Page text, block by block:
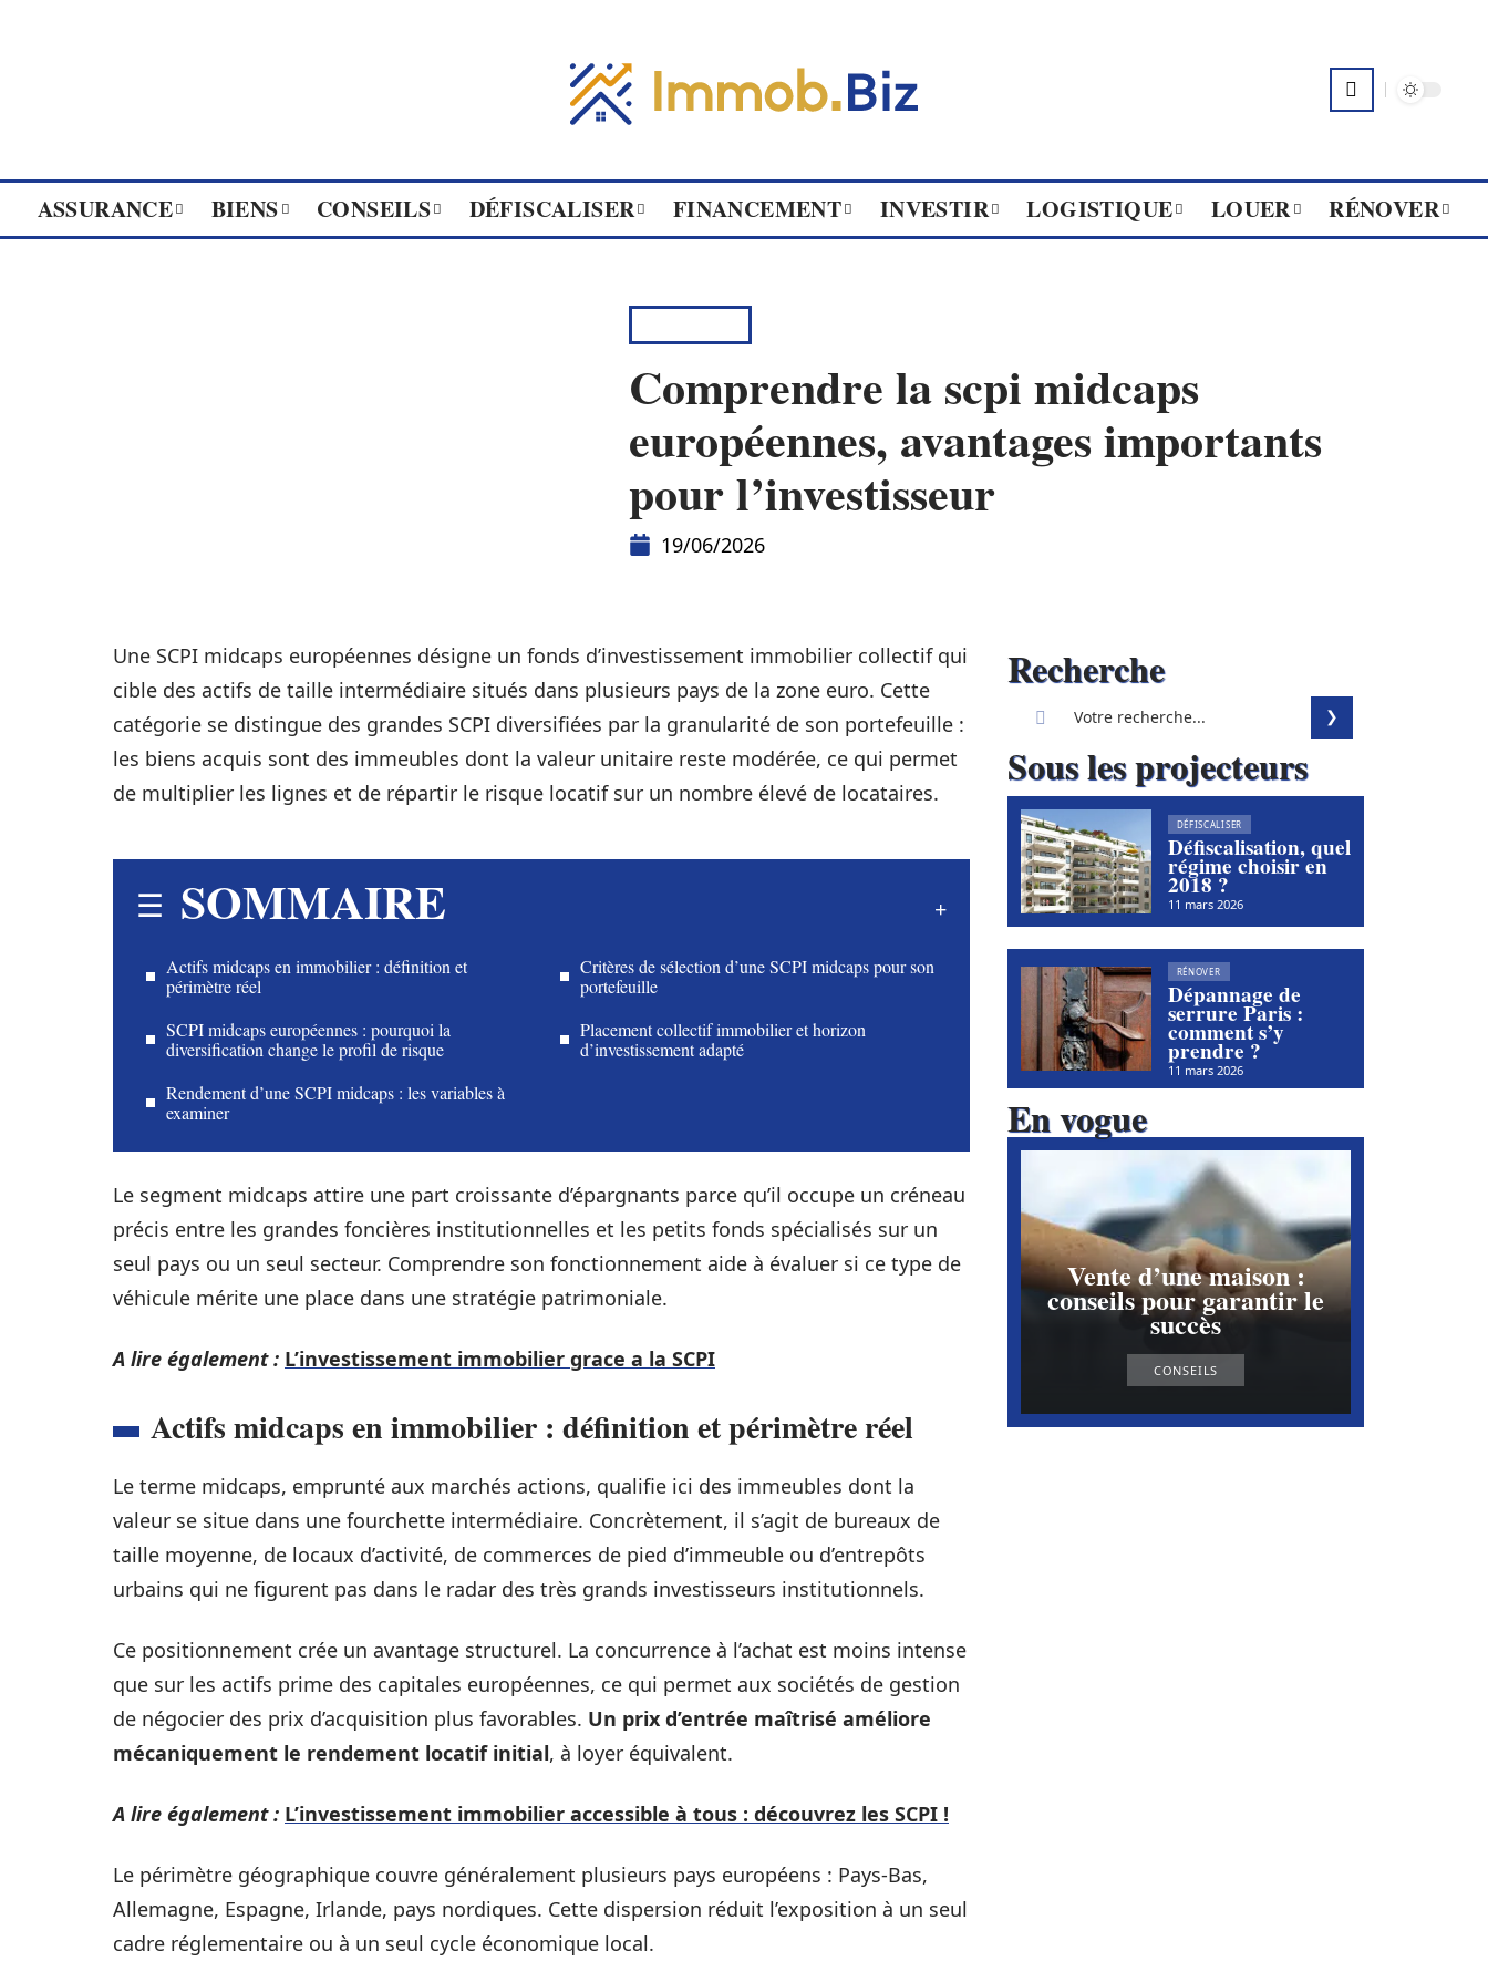
ASSURANCE BIENS CONSEILS DÉFISCALISER FINANCEMENT INVESTIR LOGISTIQUE LOUER RÉNOVER
Comprendre la scpi midcaps
européennes, avantages importants
pour l’investisseur
19/06/2026
Une SCPI midcaps européennes désigne un fonds d’investissement immobilier collectif qui
cible des actifs de taille intermédiaire situés dans plusieurs pays de la zone euro. Cette
catégorie se distingue des grandes SCPI diversifiées par la granularité de son portefeuille :
les biens acquis sont des immeubles dont la valeur unitaire reste modérée, ce qui permet
de multiplier les lignes et de répartir le risque locatif sur un nombre élevé de locataires.
SOMMAIRE
Actifs midcaps en immobilier : définition et
périmètre réel
SCPI midcaps européennes : pourquoi la
diversification change le profil de risque
Rendement d’une SCPI midcaps : les variables à
examiner
Critères de sélection d’une SCPI midcaps pour son
portefeuille
Placement collectif immobilier et horizon
d’investissement adapté
Le segment midcaps attire une part croissante d’épargnants parce qu’il occupe un créneau
précis entre les grandes foncières institutionnelles et les petits fonds spécialisés sur un
seul pays ou un seul secteur. Comprendre son fonctionnement aide à évaluer si ce type de
véhicule mérite une place dans une stratégie patrimoniale.
A lire également : L’investissement immobilier grace a la SCPI
Actifs midcaps en immobilier : définition et périmètre réel
Le terme midcaps, emprunté aux marchés actions, qualifie ici des immeubles dont la
valeur se situe dans une fourchette intermédiaire. Concrètement, il s’agit de bureaux de
taille moyenne, de locaux d’activité, de commerces de pied d’immeuble ou d’entrepôts
urbains qui ne figurent pas dans le radar des très grands investisseurs institutionnels.
Ce positionnement crée un avantage structurel. La concurrence à l’achat est moins intense
que sur les actifs prime des capitales européennes, ce qui permet aux sociétés de gestion
de négocier des prix d’acquisition plus favorables. Un prix d’entrée maîtrisé améliore
mécaniquement le rendement locatif initial, à loyer équivalent.
A lire également : L’investissement immobilier accessible à tous : découvrez les SCPI !
Le périmètre géographique couvre généralement plusieurs pays européens : Pays-Bas,
Allemagne, Espagne, Irlande, pays nordiques. Cette dispersion réduit l’exposition à un seul
cadre réglementaire ou à un seul cycle économique local.
Recherche
Sous les projecteurs
DÉFISCALISER
Défiscalisation, quel
régime choisir en
2018 ?
11 mars 2026
RÉNOVER
Dépannage de
serrure Paris :
comment s’y
prendre ?
11 mars 2026
En vogue
Vente d’une maison :
conseils pour garantir le
succès
CONSEILS